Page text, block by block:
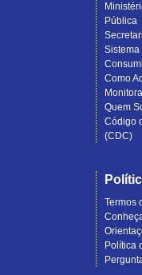
Pública
Como
Quem
Código
(CDC)
Termos
Política